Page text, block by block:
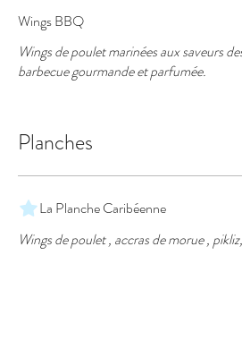
Wings BBQ
Wings de poulet marinées aux saveurs
barbecue gourmande et parfumée.
Planches
La Planche Caribéenne
Wings de poulet , accras de morue ,